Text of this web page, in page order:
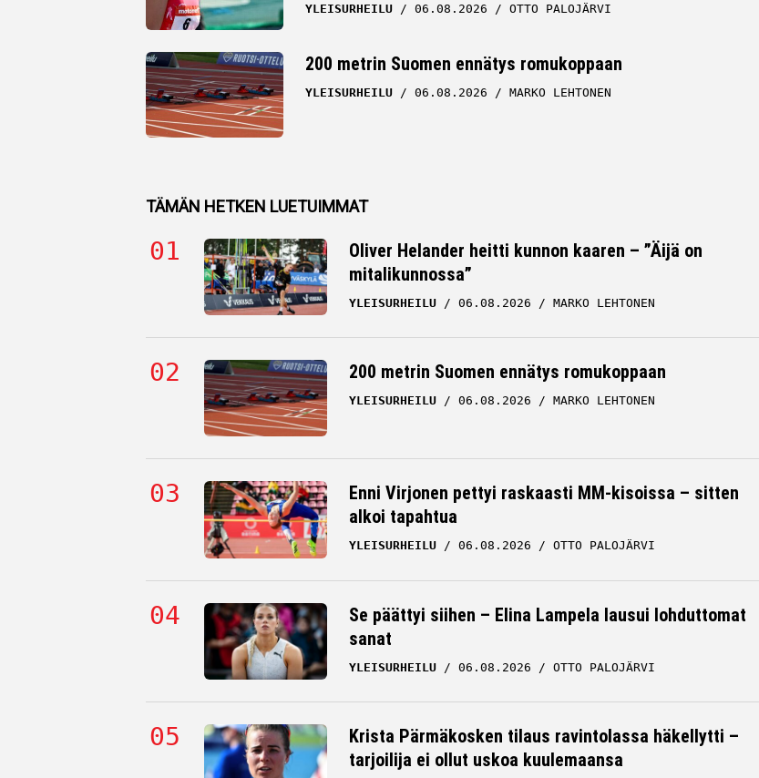
YLEISURHEILU 06.08.2026 OTTO PALOJÄRVI
200 metrin Suomen ennätys romukoppaan
YLEISURHEILU 06.08.2026 MARKO LEHTONEN
TÄMÄN HETKEN LUETUIMMAT
Oliver Helander heitti kunnon kaaren – ”Äijä on
mitalikunnossa”
YLEISURHEILU 06.08.2026 MARKO LEHTONEN
200 metrin Suomen ennätys romukoppaan
YLEISURHEILU 06.08.2026 MARKO LEHTONEN
Enni Virjonen pettyi raskaasti MM-kisoissa – sitten
alkoi tapahtua
YLEISURHEILU 06.08.2026 OTTO PALOJÄRVI
Se päättyi siihen – Elina Lampela lausui lohduttomat
sanat
YLEISURHEILU 06.08.2026 OTTO PALOJÄRVI
Krista Pärmäkosken tilaus ravintolassa häkellytti –
tarjoilija ei ollut uskoa kuulemaansa